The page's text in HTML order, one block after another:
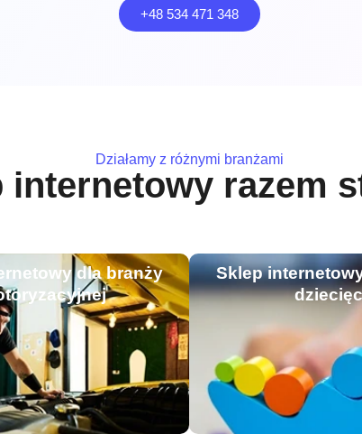
+48 534 471 348
Działamy z różnymi branżami
internetowy razem
dla branży
Sklep